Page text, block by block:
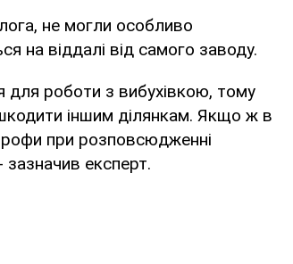
не могли особливо
на віддалі від самого заводу.
роботи з вибухівкою, тому
іншим ділянкам. Якщо ж в
при розповсюдженні
експерт.